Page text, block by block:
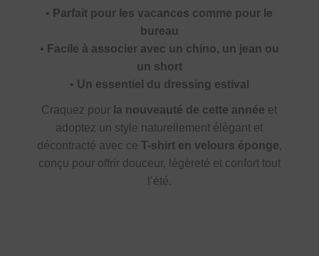
• Parfait pour les vacances comme pour le
bureau
• Facile à associer avec un chino, un jean ou
un short
• Un essentiel du dressing estival
Craquez pour la nouveauté de cette année et
adoptez un style naturellement élégant et
décontracté avec ce T-shirt en velours éponge,
conçu pour offrir douceur, légèreté et confort tout
l’été.